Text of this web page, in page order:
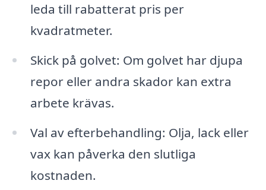
leda till rabatterat pris per
kvadratmeter.
Skick på golvet: Om golvet har djupa
repor eller andra skador kan extra
arbete krävas.
Val av efterbehandling: Olja, lack eller
vax kan påverka den slutliga
kostnaden.